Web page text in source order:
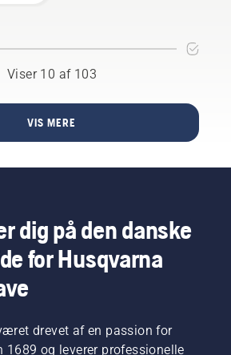
Viser 10 af 103
VIS MERE
dig på den danske
for Husqvarna
drevet af en passion for
1689 og leverer professionelle